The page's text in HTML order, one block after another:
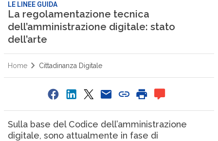
LE LINEE GUIDA
La regolamentazione tecnica
dell’amministrazione digitale: stato
dell’arte
Home Cittadinanza Digitale
Sulla base del Codice dell’amministrazione
digitale, sono attualmente in fase di